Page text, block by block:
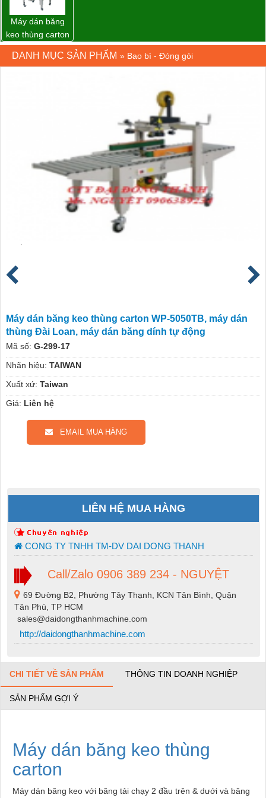
Máy dán băng
keo thùng carton
WP-5050RL
chính hãng
DANH MỤC SẢN PHẨM » Bao bì - Đóng gói
Máy dán băng keo thùng carton WP-5050TB, máy dán
thùng Đài Loan, máy dán băng dính tự động
Mã số: G-299-17
Nhãn hiệu: TAIWAN
Xuất xứ: Taiwan
Giá: Liên hệ
EMAIL MUA HÀNG
LIÊN HỆ MUA HÀNG
CONG TY TNHH TM-DV DAI DONG THANH
Call/Zalo 0906 389 234 - NGUYỆT
69 Đường B2, Phường Tây Thạnh, KCN Tân Bình, Quận
Tân Phú, TP HCM
sales@daidongthanhmachine.com
http://daidongthanhmachine.com
CHI TIẾT VỀ SẢN PHẨM THÔNG TIN DOANH NGHIỆP
SẢN PHẨM GỢI Ý
Máy dán băng keo thùng
carton
Máy dán băng keo với băng tải chạy 2 đầu trên & dưới và băng